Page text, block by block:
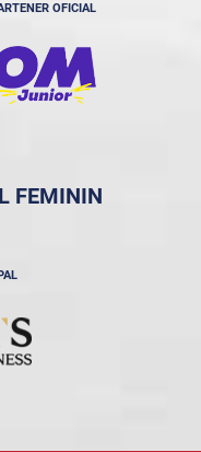
OFICIAL
FEMININ